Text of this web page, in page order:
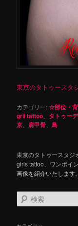
東京のタトゥースタ
カテゴリー:☆部位・
gril tattoo タトゥー
京
肩甲骨 、鳥
東京のタトゥースタジ
girls tattoo、ワンポイ
画像を紹介いたします。
検
索